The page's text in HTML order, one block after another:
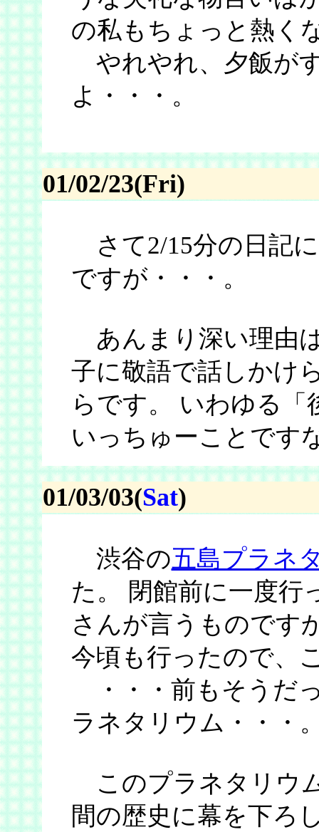
の私もちょっと熱く
やれやれ、夕飯が
よ・・・。
01/02/23(Fri)
さて2/15分の日記
ですが・・・。
あんまり深い理由
子に敬語で話しかけ
らです。 いわゆる
いっちゅーことです
01/03/03(Sat)
渋谷の五島プラネ
た。 閉館前に一度行
さんが言うものです
今頃も行ったので、
・・・前もそうだ
ラネタリウム・・・
このプラネタリウ
間の歴史に幕を下ろ